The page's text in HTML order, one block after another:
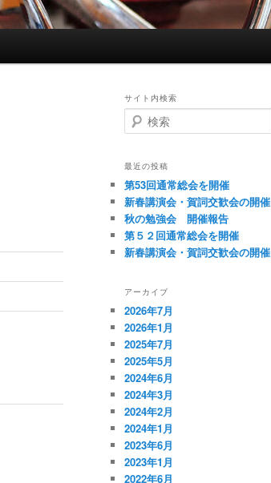
サイト内検索
検
索
最近の投稿
第53回通常総会を開催
新春講演会・賀詞交歓会の開催
秋の勉強会 開催報告
第５２回通常総会を開催
新春講演会・賀詞交歓会の開催
アーカイブ
2026年7月
2026年1月
2025年7月
2025年5月
2024年6月
2024年3月
2024年2月
2024年1月
2023年6月
2023年1月
2022年6月